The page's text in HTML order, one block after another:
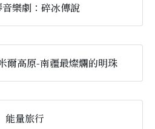
音樂劇：碎冰傳說
爾高原-南疆最燦爛的明珠
能量旅行